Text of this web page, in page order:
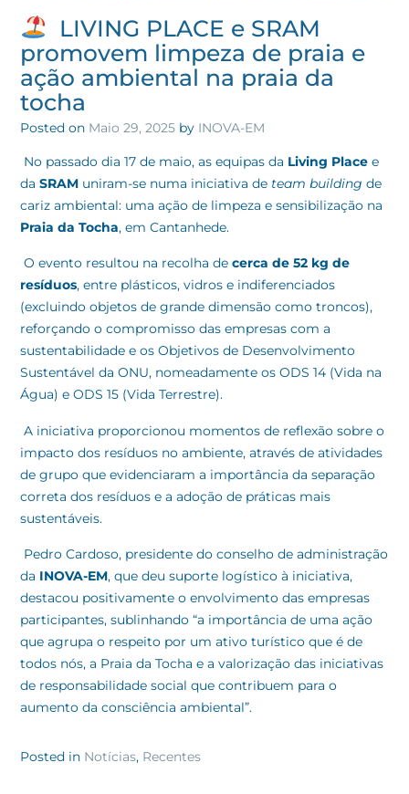
LIVING PLACE e SRAM
promovem limpeza de praia e
ação ambiental na praia da
tocha
Posted on Maio 29, 2025 by INOVA-EM
No passado dia 17 de maio, as equipas da Living Place e
da SRAM uniram-se numa iniciativa de team building de
cariz ambiental: uma ação de limpeza e sensibilização na
Praia da Tocha, em Cantanhede.
O evento resultou na recolha de cerca de 52 kg de
resíduos, entre plásticos, vidros e indiferenciados
(excluindo objetos de grande dimensão como troncos),
reforçando o compromisso das empresas com a
sustentabilidade e os Objetivos de Desenvolvimento
Sustentável da ONU, nomeadamente os ODS 14 (Vida na
Água) e ODS 15 (Vida Terrestre).
A iniciativa proporcionou momentos de reflexão sobre o
impacto dos resíduos no ambiente, através de atividades
de grupo que evidenciaram a importância da separação
correta dos resíduos e a adoção de práticas mais
sustentáveis.
Pedro Cardoso, presidente do conselho de administração
da INOVA-EM, que deu suporte logístico à iniciativa,
destacou positivamente o envolvimento das empresas
participantes, sublinhando “a importância de uma ação
que agrupa o respeito por um ativo turístico que é de
todos nós, a Praia da Tocha e a valorização das iniciativas
de responsabilidade social que contribuem para o
aumento da consciência ambiental”.
Posted in Notícias, Recentes